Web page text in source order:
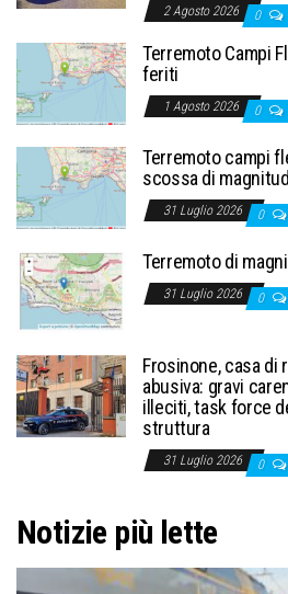
2 Agosto 2026 0
Terremoto Campi
feriti
1 Agosto 2026 0
Terremoto campi
scossa di
31 Luglio 2026 0
Terremoto di
31 Luglio 2026 0
Frosinone, casa di
abusiva: gravi
illeciti, task force
struttura
31 Luglio 2026 0
Notizie più lette